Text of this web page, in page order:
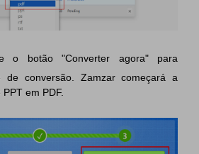
o botão "Converter agora" para
de conversão. Zamzar começará a
em PDF.